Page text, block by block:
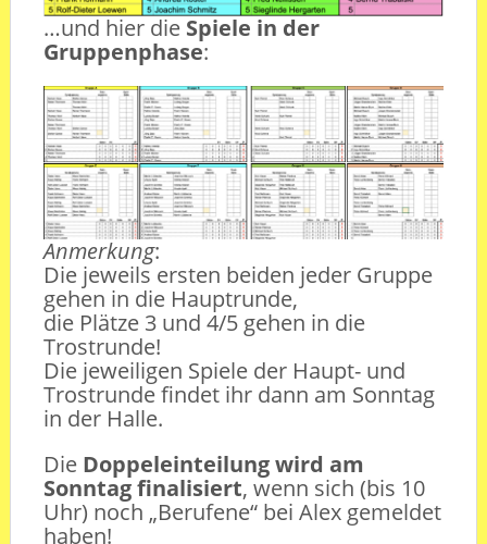
…und hier die Spiele in der
Gruppenphase:
Anmerkung:
Die jeweils ersten beiden jeder Gruppe
gehen in die Hauptrunde,
die Plätze 3 und 4/5 gehen in die
Trostrunde!
Die jeweiligen Spiele der Haupt- und
Trostrunde findet ihr dann am Sonntag
in der Halle.
Die Doppeleinteilung wird am
Sonntag finalisiert, wenn sich (bis 10
Uhr) noch „Berufene“ bei Alex gemeldet
haben!